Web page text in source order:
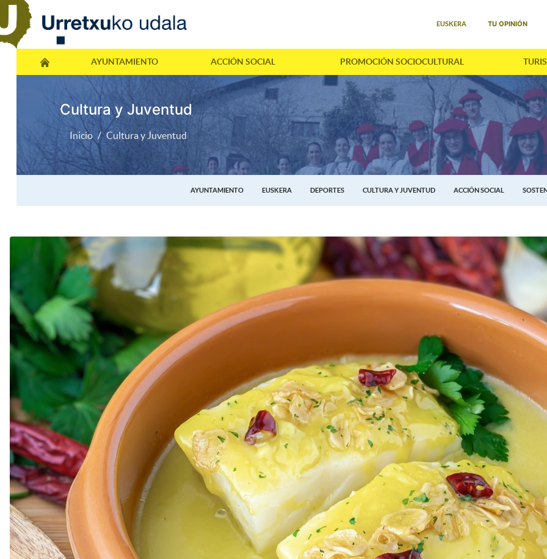
EUSKERA TU OPINIÓN
AYUNTAMIENTO ACCIÓN SOCIAL PROMOCIÓN SOCIOCULTURAL
Cultura y Juventud
Inicio Cultura y Juventud
AYUNTAMIENTO EUSKERA DEPORTES CULTURA Y JUVENTUD ACCIÓN SOCIAL